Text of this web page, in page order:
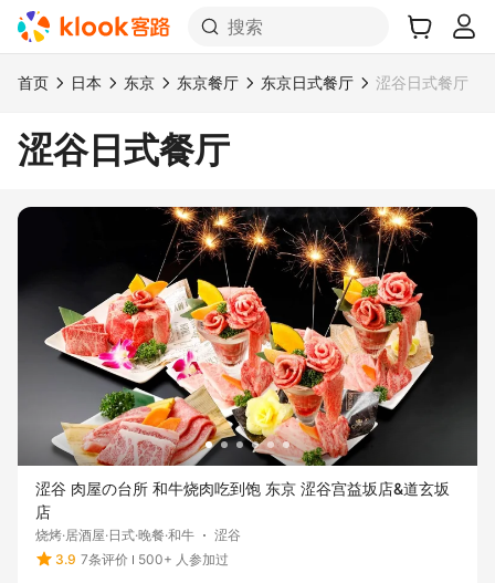
搜索
首页 日本 东京 东京餐厅 东京日式餐厅 涩谷日式餐厅
涩谷日式餐厅
涩谷 肉屋の台所 和牛烧肉吃到饱 东京 涩谷宫益坂店&道玄坂
店
烧烤·居酒屋·日式·晚餐·和牛
涩谷
3.9 7条评价
500+ 人参加过